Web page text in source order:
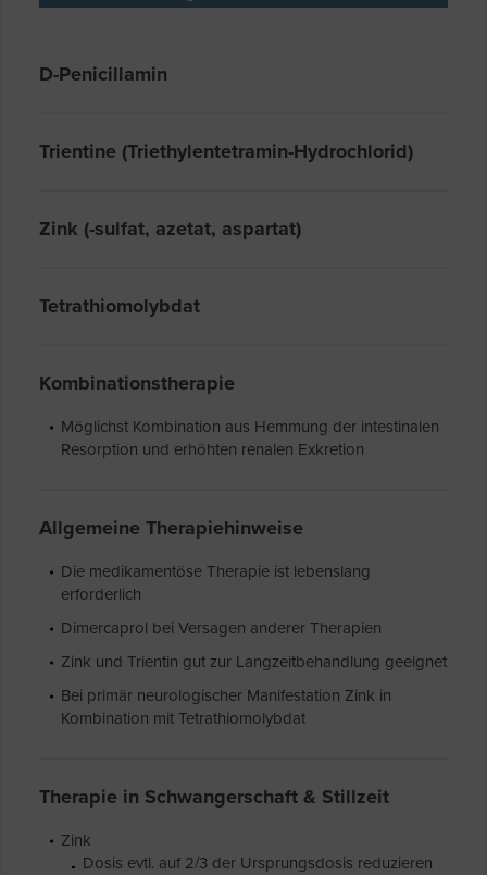
D-Penicillamin
Trientine (Triethylentetramin-Hydrochlorid)
Zink (-sulfat, azetat, aspartat)
Tetrathiomolybdat
Kombinationstherapie
Möglichst Kombination aus Hemmung der intestinalen
Resorption und erhöhten renalen Exkretion
Allgemeine Therapiehinweise
Die medikamentöse Therapie ist lebenslang
erforderlich
Dimercaprol bei Versagen anderer Therapien
Zink und Trientin gut zur Langzeitbehandlung geeignet
Bei primär neurologischer Manifestation Zink in
Kombination mit Tetrathiomolybdat
Therapie in Schwangerschaft & Stillzeit
Zink
Dosis evtl. auf 2/3 der Ursprungsdosis reduzieren